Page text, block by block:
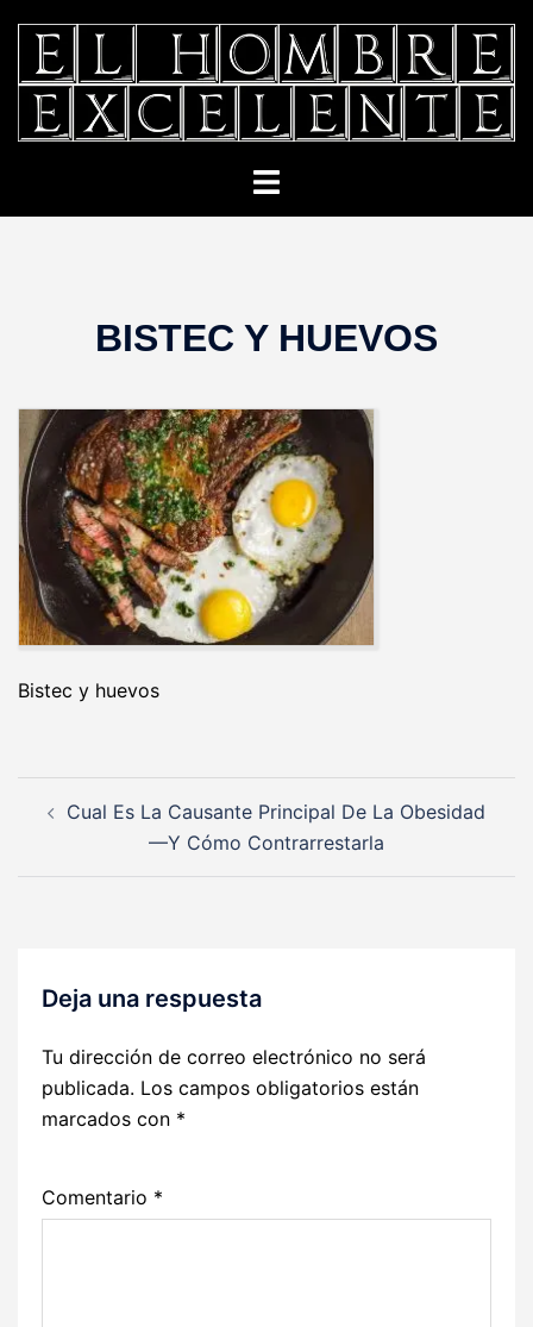
contenido
Alternar
BISTEC Y HUEVOS
Bistec y huevos
de
Cual Es La Causante Principal De La Obesidad
—Y Cómo Contrarrestarla
Deja una respuesta
Tu dirección de correo electrónico no será
publicada. Los campos obligatorios están
marcados con *
Comentario *